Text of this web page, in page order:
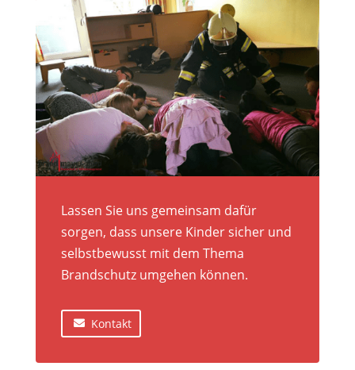
Lassen Sie uns gemeinsam dafür
sorgen, dass unsere Kinder sicher und
selbstbewusst mit dem Thema
Brandschutz umgehen können.
Kontakt